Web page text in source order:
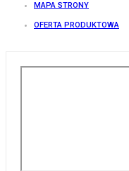
MAPA STRONY
OFERTA PRODUKTOWA